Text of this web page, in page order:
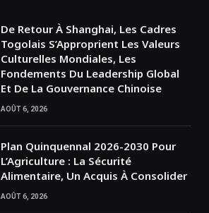
De Retour À Shanghai, Les Cadres
Togolais S’Approprient Les Valeurs
Culturelles Mondiales, Les
Fondements Du Leadership Global
Et De La Gouvernance Chinoise
AOÛT 6, 2026
Plan Quinquennal 2026-2030 Pour
L’Agriculture : La Sécurité
Alimentaire, Un Acquis À Consolider
AOÛT 6, 2026